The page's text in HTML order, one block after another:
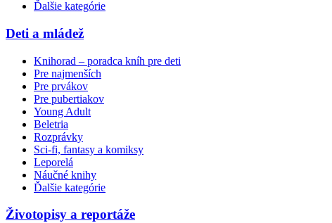
Ďalšie kategórie
Deti a mládež
Knihorad – poradca kníh pre deti
Pre najmenších
Pre prvákov
Pre pubertiakov
Young Adult
Beletria
Rozprávky
Sci-fi, fantasy a komiksy
Leporelá
Náučné knihy
Ďalšie kategórie
Životopisy a reportáže